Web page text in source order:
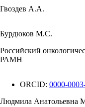
Гвоздев А.А.
Бурдюков М.С.
Российский
РАМН
ORCID: 0000-
Людмила Анатольевна